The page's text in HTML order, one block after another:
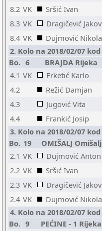
8.2 VK Sršić Ivan
8.3 VK Dragičević Jakov
8.4 VK Dujmović Nikola
2. Kolo na 2018/02/07 kod
Bo. 6 BRAJDA Rijeka
4.1 VK Frketić Karlo
4.2
Režić Damjan
4.3
Jugović Vita
4.4
Frankić Josip
3. Kolo na 2018/02/07 kod
Bo. 19 OMIŠALJ Omišalj
2.1 VK Dujmović Anton
2.2 VK Sršić Ivan
2.3 VK Dragičević Jakov
2.4 VK Dujmović Nikola
4. Kolo na 2018/02/07 kod
Bo. 9 PEĆINE - 1 Rijeka